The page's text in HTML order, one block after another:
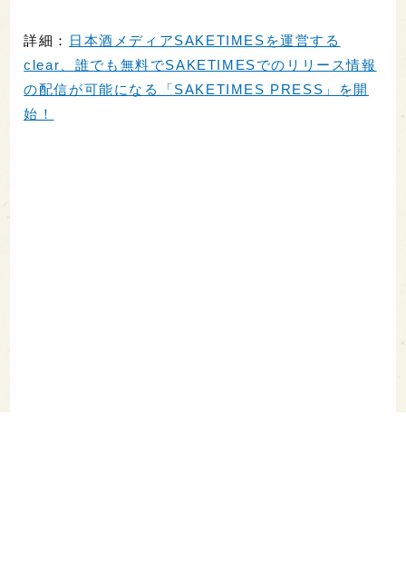
詳細： 日本酒メディアSAKETIMESを運営する
clear、誰でも無料でSAKETIMESでのリリース情報
の配信が可能になる「SAKETIMES PRESS」を開
始！